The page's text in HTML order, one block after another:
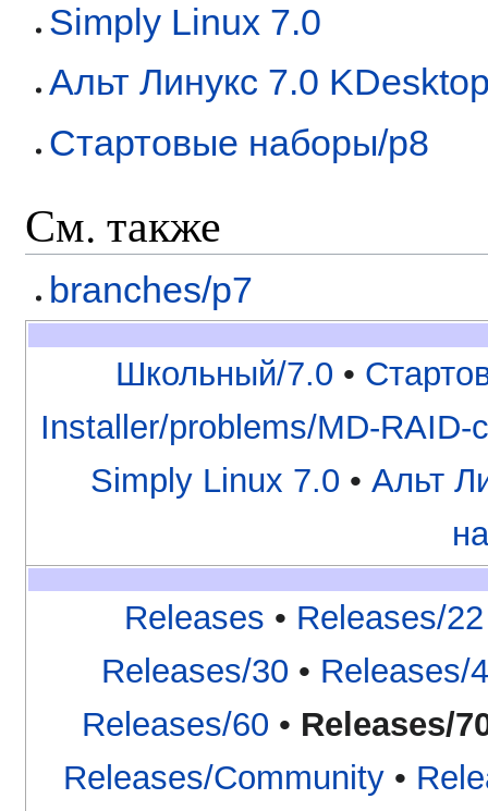
Simply Linux 7.0
Альт Линукс 7.0
Стартовые наборы/p8
См. также
branches/p7
Школьный/7.0 •
Installer/problems/MD-RAID-
Simply Linux 7.0 • Альт
Releases • Releases/22
Releases/30 • Releases/
Releases/60 • Releases/
Releases/Community •